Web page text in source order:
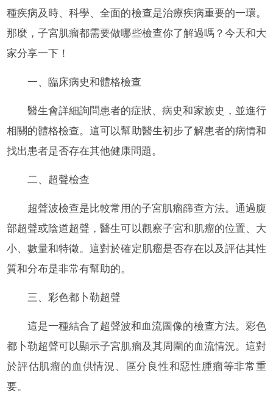
種疾病及時、科學、全面的檢查是治療疾病重要的一環。
那麼，子宮肌瘤都需要做哪些檢查你了解過嗎？今天和大
家分享一下！
一、臨床病史和體格檢查
醫生會詳細詢問患者的症狀、病史和家族史，並進行
相關的體格檢查。這可以幫助醫生初步了解患者的病情和
找出患者是否存在其他健康問題。
二、超聲檢查
超聲波檢查是比較常用的子宮肌瘤篩查方法。通過腹
部超聲或陰道超聲，醫生可以觀察子宮和肌瘤的位置、大
小、數量和特徵。這對於確定肌瘤是否存在以及評估其性
質和分布是非常有幫助的。
三、彩色都卜勒超聲
這是一種結合了超聲波和血流圖像的檢查方法。彩色
都卜勒超聲可以顯示子宮肌瘤及其周圍的血流情況。這對
於評估肌瘤的血供情況、區分良性和惡性腫瘤等非常重
要。